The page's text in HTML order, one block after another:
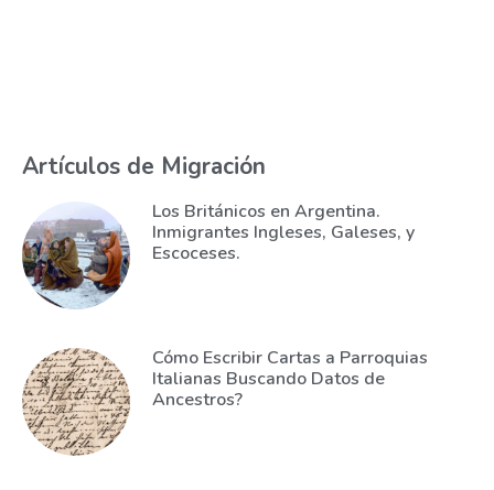
Artículos de Migración
Los Británicos en Argentina.
Inmigrantes Ingleses, Galeses, y
Escoceses.
Cómo Escribir Cartas a Parroquias
Italianas Buscando Datos de
Ancestros?